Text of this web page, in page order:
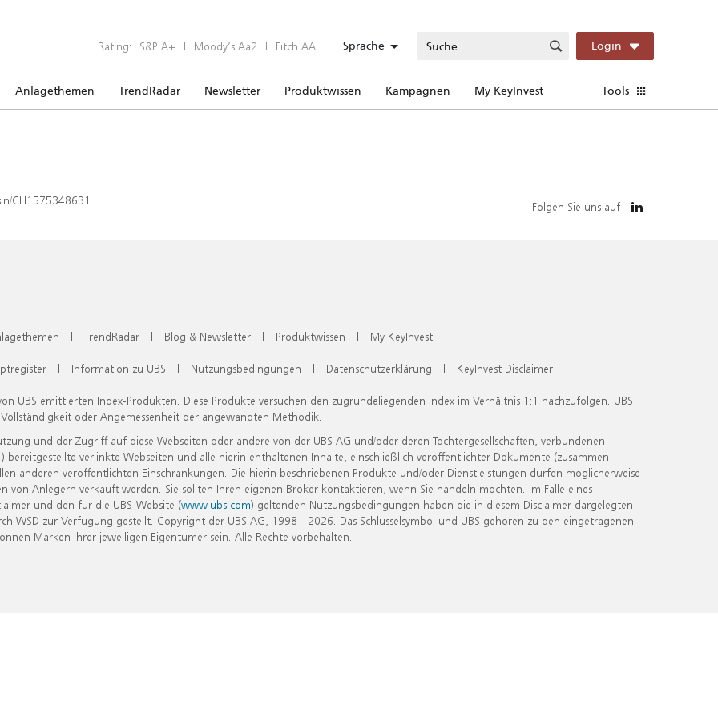
Rating: S&P A+ | Moody’s Aa2 | Fitch AA Sprache Login
Anlagethemen TrendRadar Newsletter Produktwissen Kampagnen My KeyInvest Tools
CH1575348631 Folgen Sie uns auf
| TrendRadar | Blog & Newsletter | Produktwissen | My KeyInvest
| Information zu UBS | Nutzungsbedingungen | Datenschutzerklärung | KeyInvest Disclaimer
UBS emittierten Index-Produkten. Diese Produkte versuchen den zugrundeliegenden Index im Verhältnis 1:1 nachzufolgen. UBS
oder Angemessenheit der angewandten Methodik.
und der Zugriff auf diese Webseiten oder andere von der UBS AG und/oder deren Tochtergesellschaften, verbundenen
verlinkte Webseiten und alle hierin enthaltenen Inhalte, einschließlich veröffentlichter Dokumente (zusammen
anderen veröffentlichten Einschränkungen. Die hierin beschriebenen Produkte und/oder Dienstleistungen dürfen möglicherweise
Anlegern verkauft werden. Sie sollten Ihren eigenen Broker kontaktieren, wenn Sie handeln möchten. Im Falle eines
und den für die UBS-Website (www.ubs.com) geltenden Nutzungsbedingungen haben die in diesem Disclaimer dargelegten
zur Verfügung gestellt. Copyright der UBS AG, 1998 - 2026. Das Schlüsselsymbol und UBS gehören zu den eingetragenen
Marken ihrer jeweiligen Eigentümer sein. Alle Rechte vorbehalten.